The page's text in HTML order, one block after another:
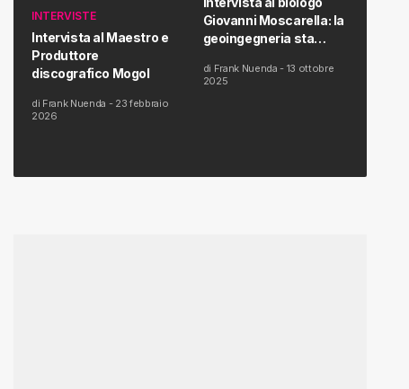
INTERVISTE
Intervista al Maestro e
Produttore
discografico Mogol
di Frank Nuenda - 23 febbraio
2026
Giovanni Moscarella: la
geoingegneria sta
salute dell’uomo
di Frank Nuenda - 13 ottobre
2025